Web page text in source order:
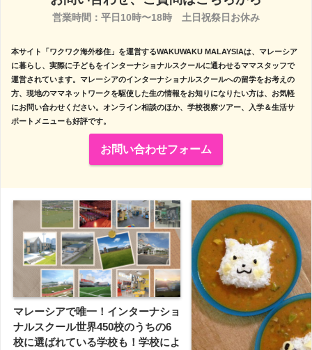
営業時間：平日10時〜18時　土日祝祭日お休み
本サイト「ワクワク海外移住」を運営するWAKUWAKU MALAYSIAは、マレーシア
に暮らし、実際に子どもをインターナショナルスクールに通わせるママスタッフで
運営されています。マレーシアのインターナショナルスクールへの留学をお考えの
方、現地のママネットワークを駆使した生の情報をお知りになりたい方は、お気軽
にお問い合わせください。オンライン相談のほか、学校視察ツアー、入学＆生活サ
ポートメニューも好評です。
お問い合わせフォーム
マレーシアで唯一！インターナショ
ナルスクール世界450校のうちの6
校に選ばれている学校も！学校によ